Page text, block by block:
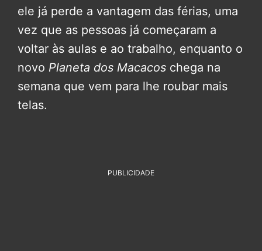
ele já perde a vantagem das férias, uma
vez que as pessoas já começaram a
voltar às aulas e ao trabalho, enquanto o
novo Planeta dos Macacos chega na
semana que vem para lhe roubar mais
telas.
PUBLICIDADE